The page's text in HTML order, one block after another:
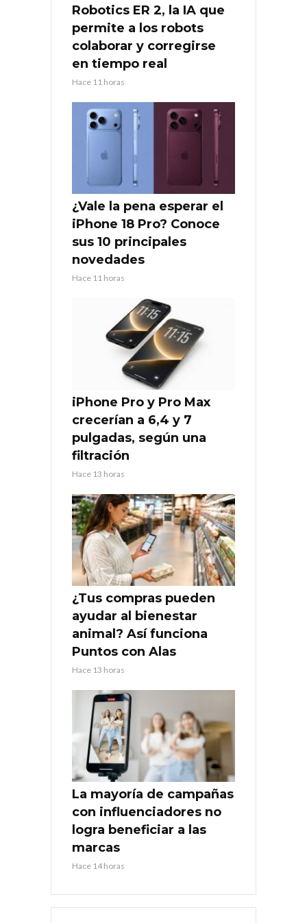
Robotics ER 2, la IA que
permite a los robots
colaborar y corregirse
en tiempo real
Hace 11 horas
¿Vale la pena esperar el
iPhone 18 Pro? Conoce
sus 10 principales
novedades
Hace 11 horas
iPhone Pro y Pro Max
crecerían a 6,4 y 7
pulgadas, según una
filtración
Hace 13 horas
¿Tus compras pueden
ayudar al bienestar
animal? Así funciona
Puntos con Alas
Hace 13 horas
La mayoría de campañas
con influenciadores no
logra beneficiar a las
marcas
Hace 14 horas